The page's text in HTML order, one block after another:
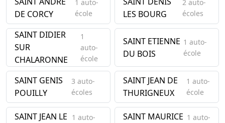
DE CORCY
1 auto-
école
LES BOURG
2 auto-
écoles
SAINT DIDIER
SUR
CHALARONNE
1
auto-
école
SAINT ETIENNE
DU BOIS
1 auto-
école
SAINT GENIS
POUILLY
3 auto-
écoles
SAINT JEAN DE
THURIGNEUX
1 auto-
école
SAINT JEAN LE 1 auto-
SAINT MAURICE 1 auto-